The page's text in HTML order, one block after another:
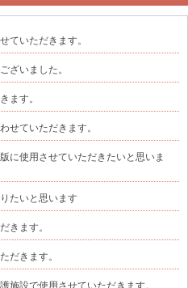
ていただきます。
ざいました。
ます。
せていただきます。
に使用させていただきたいと思いま
たいと思います
きます。
だきます。
施設で使用させていただきます。